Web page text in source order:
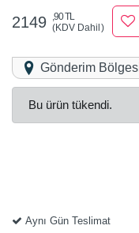
2149 ,90 TL
(KDV Dahil)
Gönderim
Bu ürün tükendi.
Aynı Gün Teslimat